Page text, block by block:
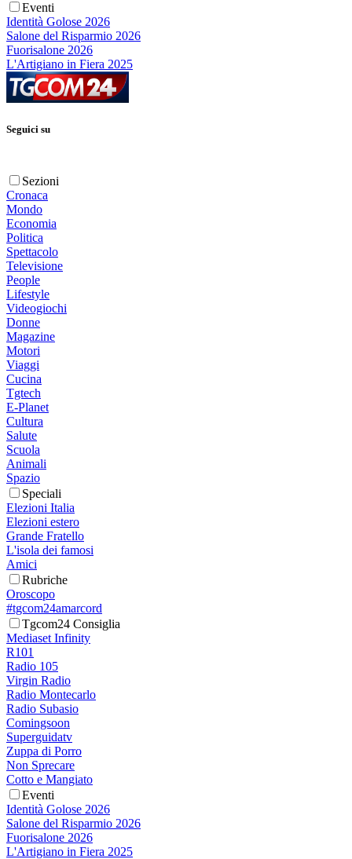
Eventi
Identità Golose 2026
Salone del Risparmio 2026
Fuorisalone 2026
L'Artigiano in Fiera 2025
Seguici su
Sezioni
Cronaca
Mondo
Economia
Politica
Spettacolo
Televisione
People
Lifestyle
Videogiochi
Donne
Magazine
Motori
Viaggi
Cucina
Tgtech
E-Planet
Cultura
Salute
Scuola
Animali
Spazio
Speciali
Elezioni Italia
Elezioni estero
Grande Fratello
L'isola dei famosi
Amici
Rubriche
Oroscopo
#tgcom24amarcord
Tgcom24 Consiglia
Mediaset Infinity
R101
Radio 105
Virgin Radio
Radio Montecarlo
Radio Subasio
Comingsoon
Superguidatv
Zuppa di Porro
Non Sprecare
Cotto e Mangiato
Eventi
Identità Golose 2026
Salone del Risparmio 2026
Fuorisalone 2026
L'Artigiano in Fiera 2025